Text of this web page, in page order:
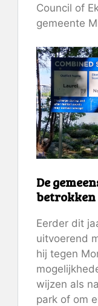
Council of
gemeente
De
betrokken
Eerder dit
uitvoerend
hij tegen
wijzen als
park of om